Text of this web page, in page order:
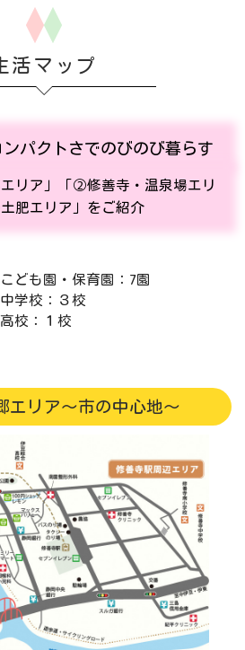
活マップ
パクトさでのびのび暮らす
リア」
「➁修善寺・温泉場エリ
肥エリア」 をご紹介
園・保育園：7園
中学校：３校
高校：１校
エリア～市の中心地～